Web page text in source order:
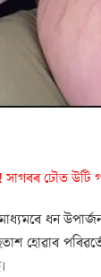
ঢৌত উটি
ধন
হতাশ হোৱাৰ